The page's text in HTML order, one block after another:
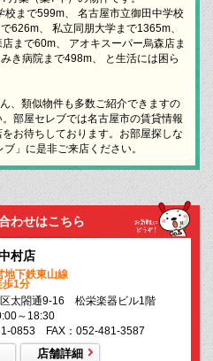
校まで599m、 名古屋市立御田中学校
626m、 私立同朋大学まで1365m、
まで60m、 アオキスーパー烏森店ま
き病院まで498m、 と生活には困ら
、類似物件も多数ご紹介できますの
部屋セレブでは名古屋市の賃貸情報
お待ちしております。お部屋探しな
」に是非ご来店ください。
わせはこちら
村店
地下鉄東山線
歩1分
太閤通9-16 松栄楽器ビル1階
～18:30
0853 FAX：052-481-3587
店舗詳細